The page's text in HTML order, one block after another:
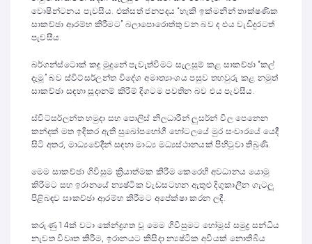
වොෂින්ටනය පැවසීය. එක්සත් ජනපදය “හැකි ඉක්මනින් තාක්ෂණික
සාකච්ඡා ආරම්භ කිරීමට” බලාපොරොත්තු වන බව ද එය වැඩිදුරටත්
පැවසීය.
බර්ගන්ස්ටොක් කඳු මුදුනේ පැවැත්වීමට සැලසුම් කළ සාකච්ඡා “කල්
දැමූ” බව ස්විට්සර්ලන්ත විදේශ අමාත්‍යාංශය පසුව තහවුරු කළ නමුත්
සාකච්ඡා සඳහා සූදානම් කිරීම් දිගටම පවතින බව එය පැවසීය.
ස්විට්සර්ලන්ත හමුදා සහ පොලිස් නිලධාරීන් ලුසර්න් විල පෙනෙන
කන්දක් මත ඉදිකර ඇති සුඛෝපභෝගී හෝටලයේ මුර සංචාරයේ යෙදී
සිටි අතර, මාධ්‍යවේදීන් සඳහා මාධ්‍ය මධ්‍යස්ථානයක් පිහිටුවා තිබුණි.
මෙම සාකච්ඡා ගිවිසුම ක්‍රියාත්මක කිරීම කෙරෙහි අවධානය යොමු
කිරීමට සහ ඉරානයේ න්‍යෂ්ටික වැඩසටහන ඇතුළු දිගුකාලීන ගැටලු
පිළිබඳව සාකච්ඡා ආරම්භ කිරීමට අපේක්ෂා කරන ලදී.
කරුණු 14ක් වටා කේන්ද්‍රගත වූ මෙම ගිවිසුමට හෝමූස් සමුද්‍ර සන්ධිය
නැවත විවෘත කිරීම, ඉරානයට කිසිදා න්‍යෂ්ටික අවියක් නොතිබිය